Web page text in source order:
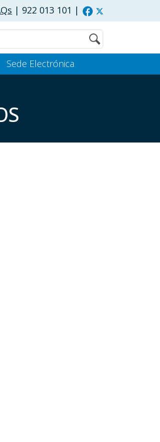
| 922 013 101 |
Buscar
Sede Electrónica